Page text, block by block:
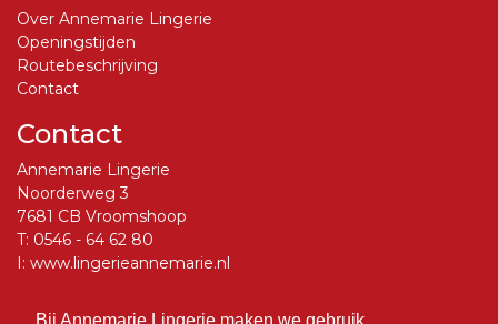
Over Annemarie Lingerie
Openingstijden
Routebeschrijving
Contact
Contact
Annemarie Lingerie
Noorderweg 3
7681 CB Vroomshoop
T: 0546 - 64 62 80
I: www.lingerieannemarie.nl